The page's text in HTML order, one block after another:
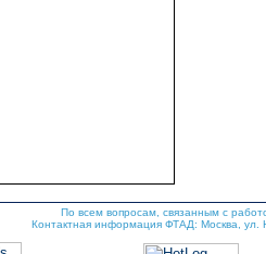
По всем вопросам, связанным с
Контактная информация ФТАД: Москва, ул.